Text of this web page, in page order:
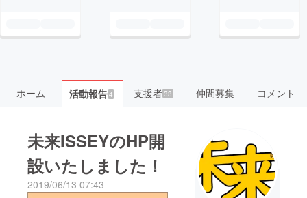
ホーム 活動報告4 支援者33 仲間募集 コメント
未来ISSEYのHP開
設いたしました！
2019/06/13 07:43